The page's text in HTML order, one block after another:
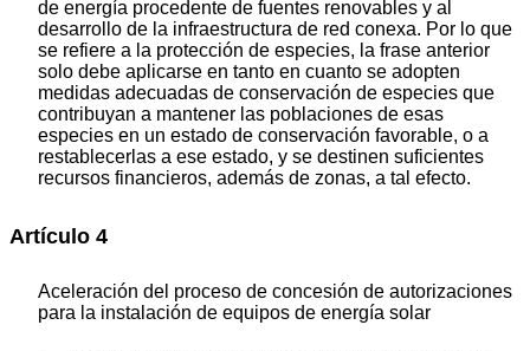
de energía procedente de fuentes renovables y al
desarrollo de la infraestructura de red conexa. Por lo que
se refiere a la protección de especies, la frase anterior
solo debe aplicarse en tanto en cuanto se adopten
medidas adecuadas de conservación de especies que
contribuyan a mantener las poblaciones de esas
especies en un estado de conservación favorable, o a
restablecerlas a ese estado, y se destinen suficientes
recursos financieros, además de zonas, a tal efecto.
Artículo 4
Aceleración del proceso de concesión de autorizaciones
para la instalación de equipos de energía solar